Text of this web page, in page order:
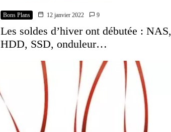
Bons Plans 12 janvier 2022 9
Les soldes d’hiver ont débutée : NAS,
HDD, SSD, onduleur…